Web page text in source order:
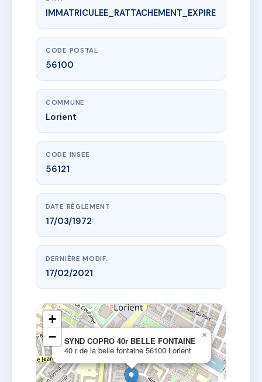
www.vme.plus/AC8500324
SYND COPRO 40r BELLE FONTAINE
40 r de la belle fontaine
IMMATRICULEE_RATTACHEMENT_EXPIRE
CODE POSTAL
56100
COMMUNE
Lorient
CODE INSEE
56121
DATE RÈGLEMENT
17/03/1972
DERNIÈRE MODIF.
17/02/2021
SYND COPRO 40r BELLE FONTAINE
40 r de la belle fontaine 56100 Lorient
×
+
−